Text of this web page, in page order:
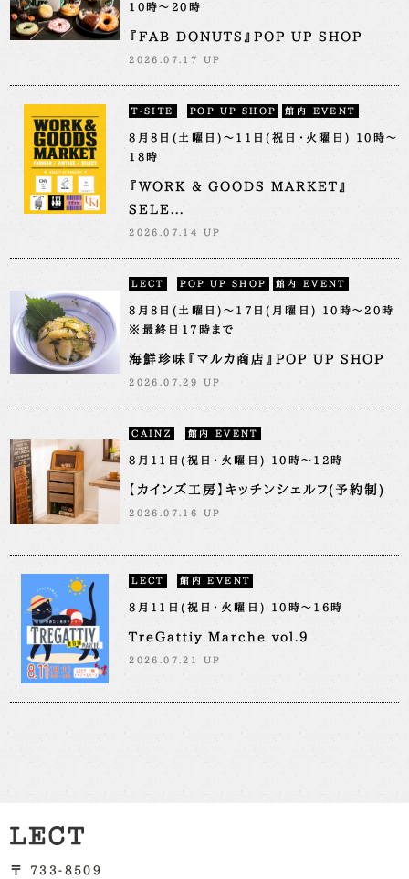
10時～20時
『FAB DONUTS』POP UP SHOP
2026.07.17 UP
T-SITE POP UP SHOP 館内 EVENT
8月8日(土曜日)～11日(祝日・火曜日) 10時～
18時
『WORK & GOODS MARKET』
SELE...
2026.07.14 UP
LECT POP UP SHOP 館内 EVENT
8月8日(土曜日)～17日(月曜日) 10時～20時
※最終日17時まで
海鮮珍味『マルカ商店』POP UP SHOP
2026.07.29 UP
CAINZ 館内 EVENT
8月11日(祝日・火曜日) 10時～12時
【カインズ工房】キッチンシェルフ(予約制)
2026.07.16 UP
LECT 館内 EVENT
8月11日(祝日・火曜日) 10時～16時
TreGattiy Marche vol.9
2026.07.21 UP
〒 733-8509